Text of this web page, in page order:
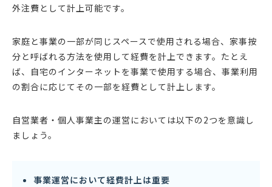
外注費として計上可能です。
家庭と事業の一部が同じスペースで使用される場合、家事按
分と呼ばれる方法を使用して経費を計上できます。たとえ
ば、自宅のインターネットを事業で使用する場合、事業利用
の割合に応じてその一部を経費として計上します。
自営業者・個人事業主の運営においては以下の2つを意識し
ましょう。
事業運営において経費計上は重要